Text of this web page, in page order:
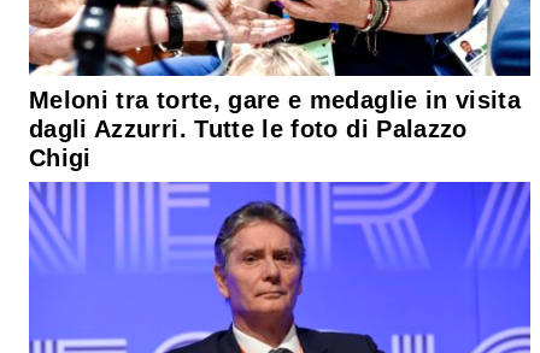
Meloni tra torte, gare e medaglie in visita
dagli Azzurri. Tutte le foto di Palazzo
Chigi